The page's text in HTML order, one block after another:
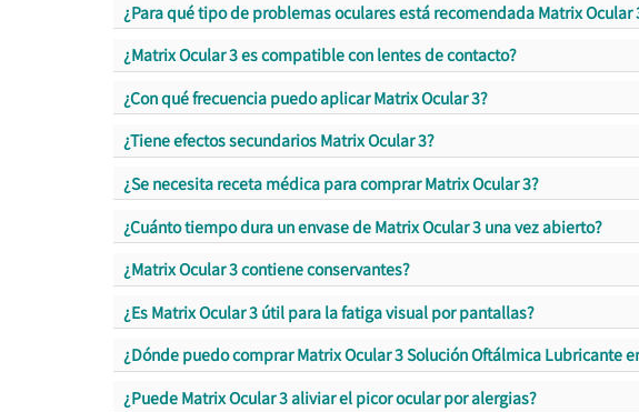
¿Para qué tipo de problemas oculares está recomendada Matrix Ocular
¿Matrix Ocular 3 es compatible con lentes de contacto?
¿Con qué frecuencia puedo aplicar Matrix Ocular 3?
¿Tiene efectos secundarios Matrix Ocular 3?
¿Se necesita receta médica para comprar Matrix Ocular 3?
¿Cuánto tiempo dura un envase de Matrix Ocular 3 una vez abierto?
¿Matrix Ocular 3 contiene conservantes?
¿Es Matrix Ocular 3 útil para la fatiga visual por pantallas?
¿Dónde puedo comprar Matrix Ocular 3 Solución Oftálmica Lubricante
¿Puede Matrix Ocular 3 aliviar el picor ocular por alergias?